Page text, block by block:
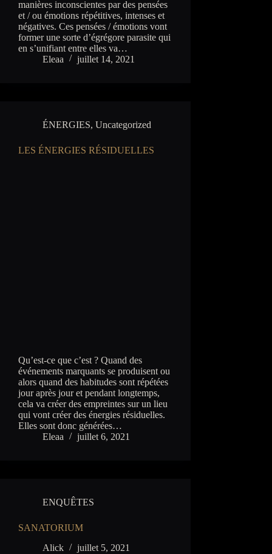
manières inconscientes par des pensées
et / ou émotions répétitives, intenses et
négatives. Ces pensées / émotions vont
former une sorte d’égrégore parasite qui
en s’unifiant entre elles va…
Eleaa
juillet 14, 2021
ÉNERGIES, Uncategorized
LES ÉNERGIES RÉSIDUELLES
Qu’est-ce que c’est ? Quand des
événements marquants se produisent ou
alors quand des habitudes sont répétées
jour après jour et pendant longtemps,
cela va créer des empreintes sur un lieu
qui vont créer des énergies résiduelles.
Elles sont donc générées…
Eleaa
juillet 6, 2021
ENQUÊTES
SANATORIUM
Alick
juillet 5, 2021